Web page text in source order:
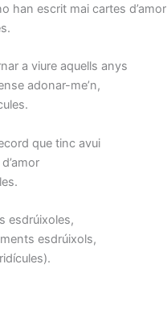
han escrit mai cartes d’amor
a viure aquells anys
adonar-me’n,
que tinc avui
esdrúixoles,
esdrúixols,